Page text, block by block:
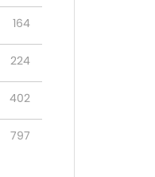
164
224
402
797